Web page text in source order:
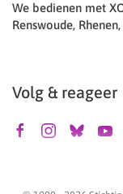
We bedienen met
Renswoude,
Volg & reageer